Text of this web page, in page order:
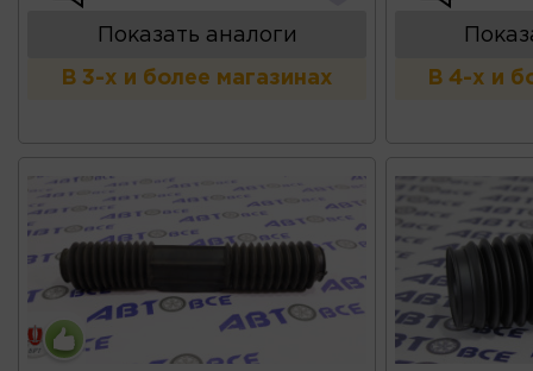
Показать аналоги
В 3-х и более магазинах В 4-х и